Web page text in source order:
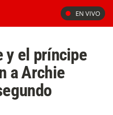
EN VIVO
y el príncipe
a Archie